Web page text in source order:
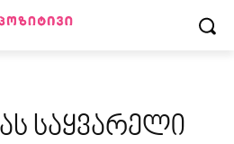
საყვარელი